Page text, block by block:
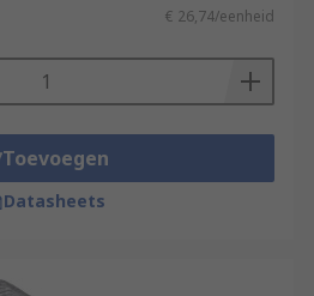
€ 26,74/eenheid
Toevoegen
Datasheets